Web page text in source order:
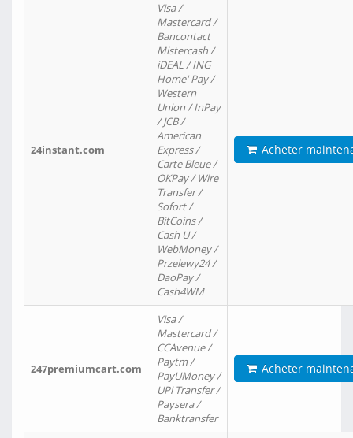
24instant.com
Visa /
Mastercard /
Bancontact
Mistercash /
iDEAL / ING
Home' Pay /
Western
Union / InPay
/ JCB /
American
Express /
Carte Bleue /
OKPay / Wire
Transfer /
Sofort /
BitCoins /
Cash U /
WebMoney /
Przelewy24 /
DaoPay /
Cash4WM
Acheter
247premiumcart.com
Visa /
Mastercard /
CCAvenue /
Paytm /
PayUMoney /
UPi Transfer /
Paysera /
Banktransfer
Acheter